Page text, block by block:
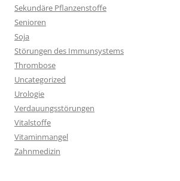
Sekundäre Pflanzenstoffe
Senioren
Soja
Störungen des Immunsystems
Thrombose
Uncategorized
Urologie
Verdauungsstörungen
Vitalstoffe
Vitaminmangel
Zahnmedizin